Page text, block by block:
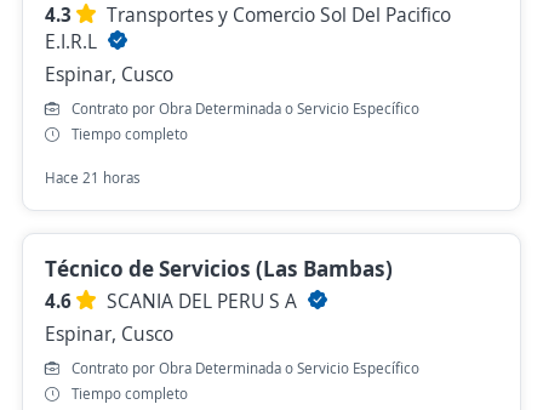
4.3
Transportes y Comercio Sol Del Pacifico
E.I.R.L
Espinar, Cusco
Contrato por Obra Determinada o Servicio Específico
Tiempo completo
Hace 21 horas
Técnico de Servicios (Las Bambas)
4.6
SCANIA DEL PERU S A
Espinar, Cusco
Contrato por Obra Determinada o Servicio Específico
Tiempo completo